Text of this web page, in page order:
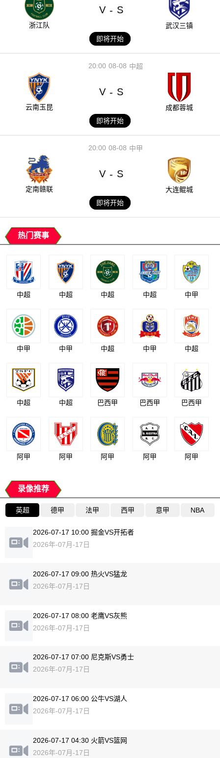
浙江队
V - S
武汉三镇
即将开始
08-08
20:00 中超
云南玉昆
V - S
成都蓉城
即将开始
08-08
20:00 中甲
定南赣联
V - S
大连鲲城
即将开始
热门赛事
中超 中超 中超 中超 中甲
中甲 中甲 中超 中甲 中超
中超 中超 巴西甲 巴西甲 巴西甲
阿甲 阿甲 阿甲 阿甲 阿甲
录像推荐
英超 德甲 法甲 西甲 意甲 NBA
2026-07-17 10:00 掘金VS开拓者
2026年-07月-17日
2026-07-17 09:00 热火VS猛龙
2026年-07月-17日
2026-07-17 08:00 老鹰VS灰熊
2026年-07月-17日
2026-07-17 07:00 尼克斯VS勇士
2026年-07月-17日
2026-07-17 06:00 公牛VS湖人
2026年-07月-17日
2026-07-17 04:30 火箭VS篮网
2026年-07月-17日